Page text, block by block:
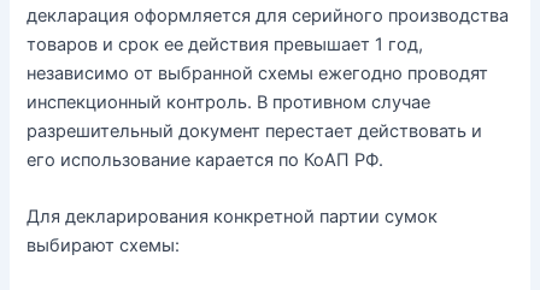
декларация оформляется для серийного производства
товаров и срок ее действия превышает 1 год,
независимо от выбранной схемы ежегодно проводят
инспекционный контроль. В противном случае
разрешительный документ перестает действовать и
его использование карается по КоАП РФ.
Для декларирования конкретной партии сумок
выбирают схемы: